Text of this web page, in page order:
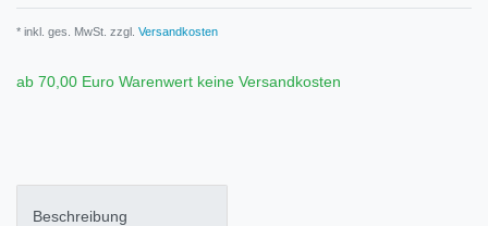
* inkl. ges. MwSt. zzgl. Versandkosten
ab 70,00 Euro Warenwert keine Versandkosten
Beschreibung